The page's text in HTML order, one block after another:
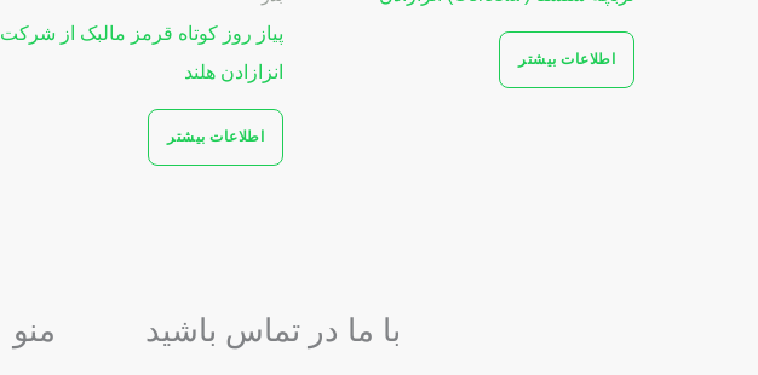
اطلاعات بیشتر
پیاز روز کوتاه قرمز مالبک از شرکت
انزازادن هلند
اطلاعات بیشتر
با ما در تماس باشید منو